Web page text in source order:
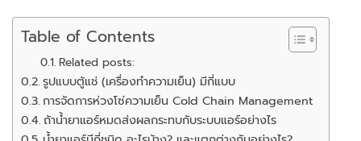
Table of Contents
Related posts:
รูปแบบตู้แช่ (เครื่องทำความเย็น) มีกี่แบบ
การจัดการห่วงโซ่ความเย็น Cold Chain Management
ถ้าน้ำยาแอร์หมดส่งผลกระทบกับระบบแอร์อย่างไร